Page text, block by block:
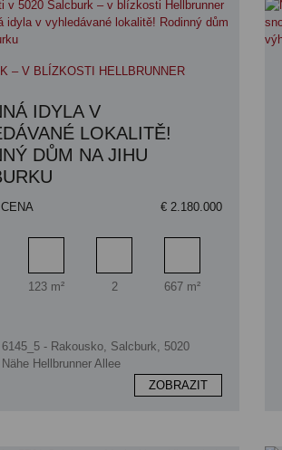
– V BLÍZKOSTI HELLBRUNNER
IDYLA V
LOKALITĚ!
DŮM NA JIHU
€ 2.180.000
Obytný prostor
123 m²
Koupelna
2
Plocha pozemku
667 m²
- Rakousko, Salcburk, 5020
Hellbrunner Allee
ZOBRAZIT